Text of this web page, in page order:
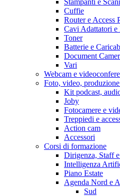
Cuffie
Router e Access
Cavi Adattatori e
Toner
Batterie e
Document
Vari
Webcam e
Foto, video,
Kit podcast,
Joby
Fotocamere e
Treppiedi e
Action cam
Accessori
Corsi di formazione
Dirigenza, Staff
Intelligenza
Piano Estate
Agenda Nord e
Sud